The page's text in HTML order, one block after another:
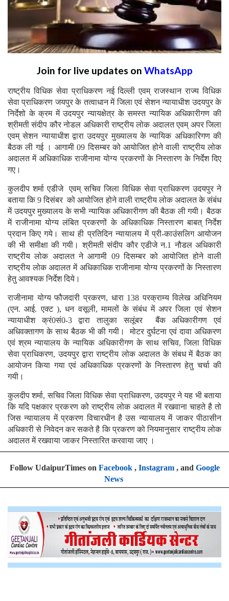
Join for live updates on WhatsApp
राष्ट्रीय विधिक सेवा प्राधिकरण नई दिल्ली एवम् राजस्थान राज्य विधिक
सेवा प्राधिकरण जयपुर के तत्वाधान में जिला एवं सेशन न्यायाधीश उदयपुर के
निर्देशो के क्रम में उदयपुर न्यायक्षेत्र के समस्त न्यायिक अधिकारीगण की
श्रीमती संदीप कौर नोडल अधिकारी राष्ट्रीय लोक अदालत एवम् अपर जिला
एवम् सेशन न्यायाधीश द्वारा उदयपुर मुख्यालय के न्यायिक अधिकारिगण की
बैठक ली गई । आगामी 09 दिसम्बर को आयोजित होने वाली राष्ट्रीय लोक
अदालत में अधिकाधिक राजीनामा योग्य प्रकरणों के निस्तारण के निर्देश दिए
गए।
कुलदीप शर्मा एडीजे एवम् सचिव जिला विधिक सेवा प्राधिकरण उदयपुर ने
बताया कि 9 दिसंबर को आयोजित होने वाली राष्ट्रीय लोक अदालत के संबंध
में उदयपुर मुख्यालय के सभी न्यायिक अधिकारीगण की बैठक ली गयी। बैठक
में राजीनामा योग्य लंबित प्रकरणों के अधिकाधिक निस्तारण बाबत् निर्देश
प्रदान किए गये। साथ ही प्रतिदिन न्यायालय में प्री-काउंसलिग आयोजन
की भी समीक्षा की गयी। श्रीमती संदीप कौर एडीजे न.1 नौडल अधिकारी
राष्ट्रीय लोक अदालत ने आगामी 09 दिसम्बर को आयोजित होने वाली
राष्ट्रीय लोक अदालत में अधिकाधिक राजीनामा योग्य प्रकरणों के निस्तारण
हेतु आवश्यक निर्देश दिये।
राजीनामा योग्य फौजदारी प्रकरण, धारा 138 परक्राम्य विलेख अधिनियम
(एन. आई. एक्ट ), धन वसूली, मामलों के संबंध में अपर जिला एवं सेशन
न्यायाधीश क्रं0सं0-3 द्वारा तालुका सलूंबर बैंक अधिकारीगण एवं
अधिवक्तागण के साथ बैठक भी की गयी। मोटर दुर्घटना एवं दावा अधिकरण
एवं श्रम न्यायालय के न्यायिक अधिकारीगण के साथ सचिव, जिला विधिक
सेवा प्राधिकरण, उदयपुर द्वारा राष्ट्रीय लोक अदालत के संबध में बैठक का
आयोजन किया गया एवं अधिकाधिक प्रकरणों के निस्तारण हेतु चर्चा की
गयी।
कुलदीप शर्मा, सचिव जिला विधिक सेवा प्राधिकरण, उदयपुर ने यह भी बताया
कि यदि पक्षकार प्रकरण को राष्ट्रीय लोक अदालत में रखवाना चाहते है तो
जिस न्यायालय में प्रकरण विचारधीन है उस न्यायालय में जाकर पीठासीन
अधिकारी से निवेदन कर सकते है कि प्रकरण को नियमानुसार राष्ट्रीय लोक
अदालत में रखवाया जाकर निस्तारित करवाया जाए ।
Follow UdaipurTimes on Facebook, Instagram, and Google
News